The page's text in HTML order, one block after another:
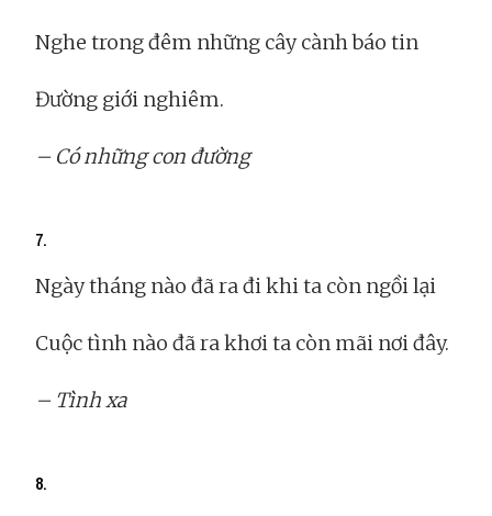
Nghe trong đêm những cây cành báo tin
Đường giới nghiêm.
– Có những con đường
7.
Ngày tháng nào đã ra đi khi ta còn ngồi lại
Cuộc tình nào đã ra khơi ta còn mãi nơi đây.
– Tình xa
8.